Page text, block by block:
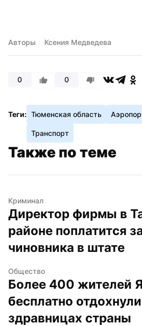
Авторы Ксения Медведева
0 0
Теги: Тюменская область
Транспорт
Также по теме
Криминал
Директор фирмы в
районе поплатится
чиновника в штате
Общество
Более 400 жителей
бесплатно
здравницах страны